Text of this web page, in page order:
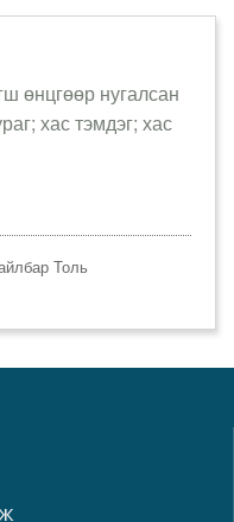
өнцгөөр нугалсан
хас тэмдэг; хас
Толь